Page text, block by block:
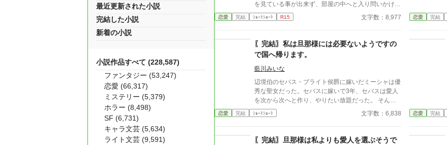
を見ている事が出来ず、部屋の中へと入り問いかけて
いた。 そして妹は、 「あら、お姉様は何か勘違いを
なさってますよ？ 私とは口づけしかしていません。
す。」と… 旦那様には愛人がいて、その愛人には子
供が出来たようです。しかも、旦那様は愛人の子を私
達2人の子として育てようとおっしゃいました。 信じ
ていた旦那様に裏切られ、もう旦那様を信じる事が出
来なくなった私は、離縁を決意し、実家に帰ります。
設定ゆるゆるの、架空の世界のお話です。 全8話で完
結になります。
恋愛 完結 ｼｮｰﾄｼｮｰﾄ R15 文字数：8,977 恋愛 完結
〖完結〗私は旦那様には必要ないようですの
で国へ帰ります。
藍川みいな
辺境伯のセバス・ブライト侯爵に嫁いだミーシャは優
秀な聖女だった。セバスに嫁いで3年、セバスは愛人
を次から次へと作り、やりたい放題だった。 そんな
セバスに我慢の限界を迎え、離縁する事を決意したミ
ーシャ。 私がいなければ、あなたはおしまいです。
だった。ミーシャが守るのをやめた時、セバスは破滅
恋愛 完結 ｼｮｰﾄｼｮｰﾄ 文字数：6,838 恋愛 完結
〖完結〗旦那様は私よりも愛人を選ぶそうで
最近更新された小説
完結した小説
新着の小説
小説作品すべて (228,587)
ファンタジー (53,247)
恋愛 (66,317)
ミステリー (5,379)
ホラー (8,498)
SF (6,731)
キャラ文芸 (5,634)
ライト文芸 (9,591)